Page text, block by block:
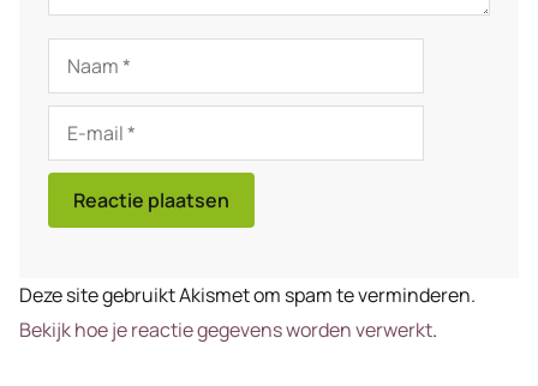
Naam
mail
Deze site gebruikt Akismet om spam te verminderen.
Bekijk hoe je reactie gegevens worden verwerkt.